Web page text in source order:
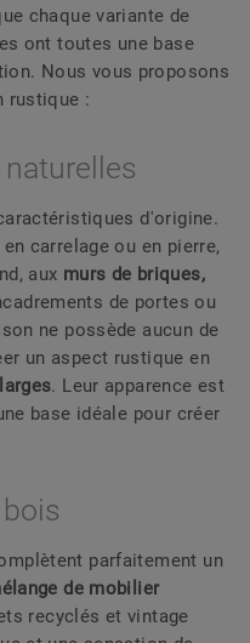
chaque variante de
ont toutes une base
Nous vous proposons
rustique :
d'origine.
carrelage ou en pierre,
aux murs de briques,
de portes ou
ne possède aucun de
un aspect rustique en
. Leur apparence est
base idéale pour créer
parfaitement un
de mobilier
recyclés et vintage